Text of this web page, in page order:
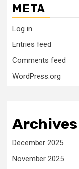
META
Log in
Entries feed
Comments feed
WordPress.org
Archives
December 2025
November 2025